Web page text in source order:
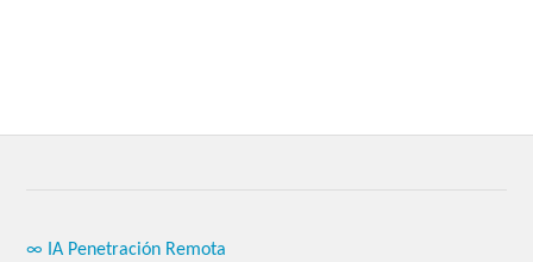
∞ IA Penetración Remota